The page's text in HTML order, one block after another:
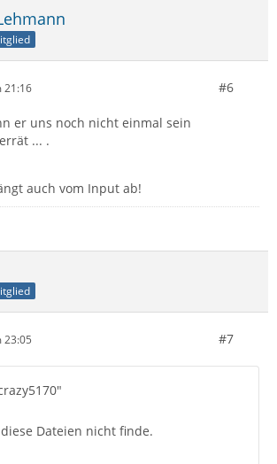
21:16 #6
er uns noch nicht einmal sein
... .
auch vom Input ab!
23:05 #7
Dateien nicht finde.